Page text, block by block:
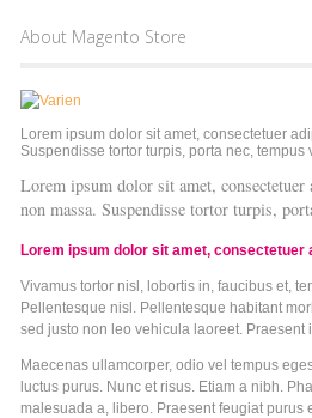
About Magento Store
Lorem ipsum dolor sit amet, consectetuer
Suspendisse tortor turpis, porta nec, tempus
Lorem ipsum dolor sit amet,
non massa. Suspendisse tortor turpis,
Lorem ipsum dolor sit amet, consectetuer
Vivamus tortor nisl, lobortis in, faucibus et,
Pellentesque nisl. Pellentesque habitant
sed justo non leo vehicula laoreet. Praesent
Maecenas ullamcorper, odio vel tempus
luctus purus. Nunc et risus. Etiam a nibh.
malesuada a, libero. Praesent feugiat